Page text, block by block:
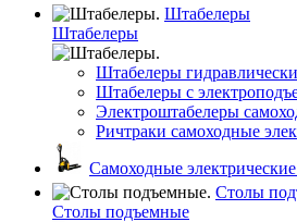
Штабелеры
Штабелеры
Штабелеры
Штабелеры с
Электроштабелеры
Ричтраки самоходные
Самоходные
Столы
Столы подъемные